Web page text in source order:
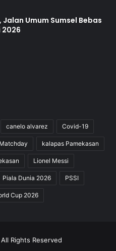
Umum Sumsel Bebas
canelo alvarez Covid-19
kalapas Pamekasan
Lionel Messi
Piala Dunia 2026 PSSI
Cup 2026
Rights Reserved